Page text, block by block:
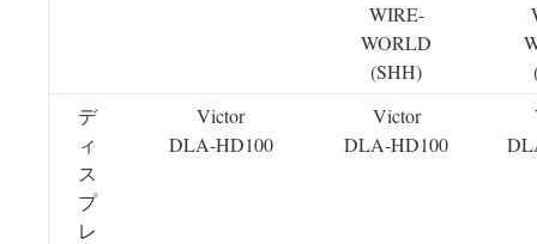
WIRE-
WORLD
(SHH)
デ
ィ
ス
プ
レ
Victor
DLA-HD100
Victor
DLA-HD100